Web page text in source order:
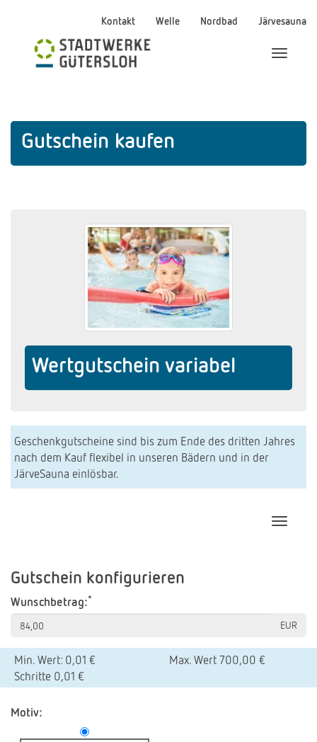
Kontakt Welle Nordbad Järvesauna
Menü
Gutschein kaufen
Wertgutschein variabel
Geschenkgutscheine sind bis zum Ende des dritten Jahres
nach dem Kauf flexibel in unseren Bädern und in der
JärveSauna einlösbar.
Gutschein konfigurieren
Wunschbetrag:*
EUR
Min. Wert: 0,01 €
Max. Wert 700,00 €
Schritte 0,01 €
Motiv: